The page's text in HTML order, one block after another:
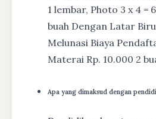
1 lembar, Photo 3 x 4 =
buah Dengan Latar
Melunasi Biaya
Materai Rp. 10.000 2
Apa yang dimaksud dengan